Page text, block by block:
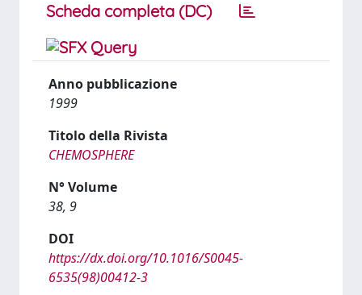
Scheda completa (DC)
Anno pubblicazione
1999
Titolo della Rivista
CHEMOSPHERE
N° Volume
38, 9
DOI
https://dx.doi.org/10.1016/S0045-
6535(98)00412-3